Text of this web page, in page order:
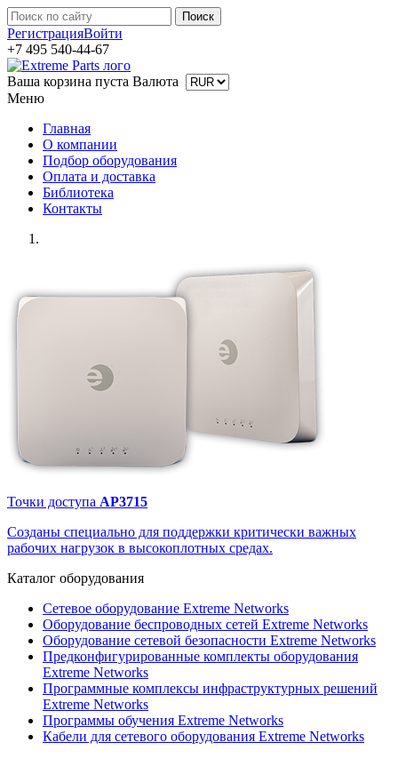
РегистрацияВойти
+7 495 540-44-67
Ваша корзина пуста Валюта
Меню
Главная
О компании
Подбор оборудования
Оплата и доставка
Библиотека
Контакты
Точки доступа AP3715
Созданы специально для поддержки критически важных
рабочих нагрузок в высокоплотных средах.
Каталог оборудования
Сетевое оборудование Extreme Networks
Оборудование беспроводных сетей Extreme Networks
Оборудование сетевой безопасности Extreme Networks
Предконфигурированные комплекты оборудования
Extreme Networks
Программные комплексы инфраструктурных решений
Extreme Networks
Программы обучения Extreme Networks
Кабели для сетевого оборудования Extreme Networks